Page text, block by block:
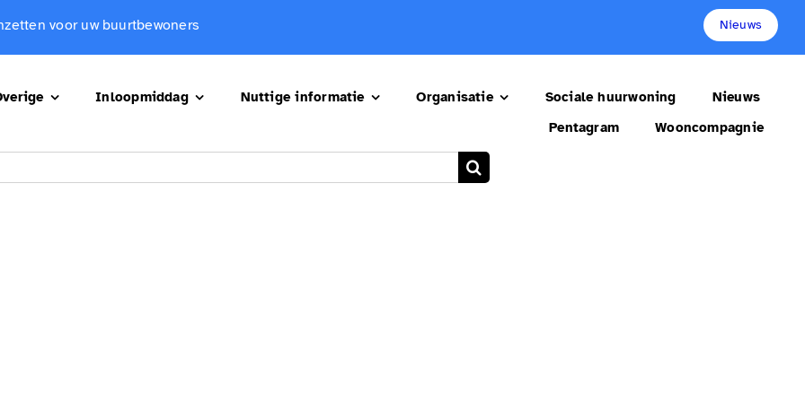
voor uw buurtbewoners Nieuws
Inloopmiddag Nuttige informatie Organisatie Sociale huurwoning
Nieuws
Pentagram
Wooncompagnie